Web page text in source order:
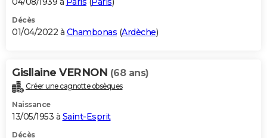
Décès
01/04/2022 à Chambonas (Ardèche)
Gisllaine VERNON (68 ans)
Créer une cagnotte obsèques
Naissance
13/05/1953 à Saint-Esprit
Décès